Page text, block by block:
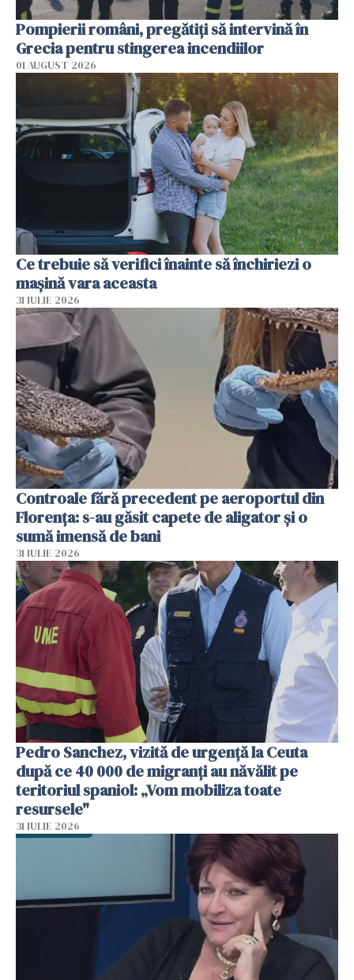
Pompierii români, pregătiţi să intervină în
Grecia pentru stingerea incendiilor
01 AUGUST 2026
Ce trebuie să verifici înainte să închiriezi o
mașină vara aceasta
31 IULIE 2026
Controale fără precedent pe aeroportul din
Florența: s-au găsit capete de aligator și o
sumă imensă de bani
31 IULIE 2026
Pedro Sanchez, vizită de urgență la Ceuta
după ce 40 000 de migranți au năvălit pe
teritoriul spaniol: „Vom mobiliza toate
resursele"
31 IULIE 2026